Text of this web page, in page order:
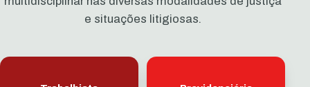
e situações litigiosas.